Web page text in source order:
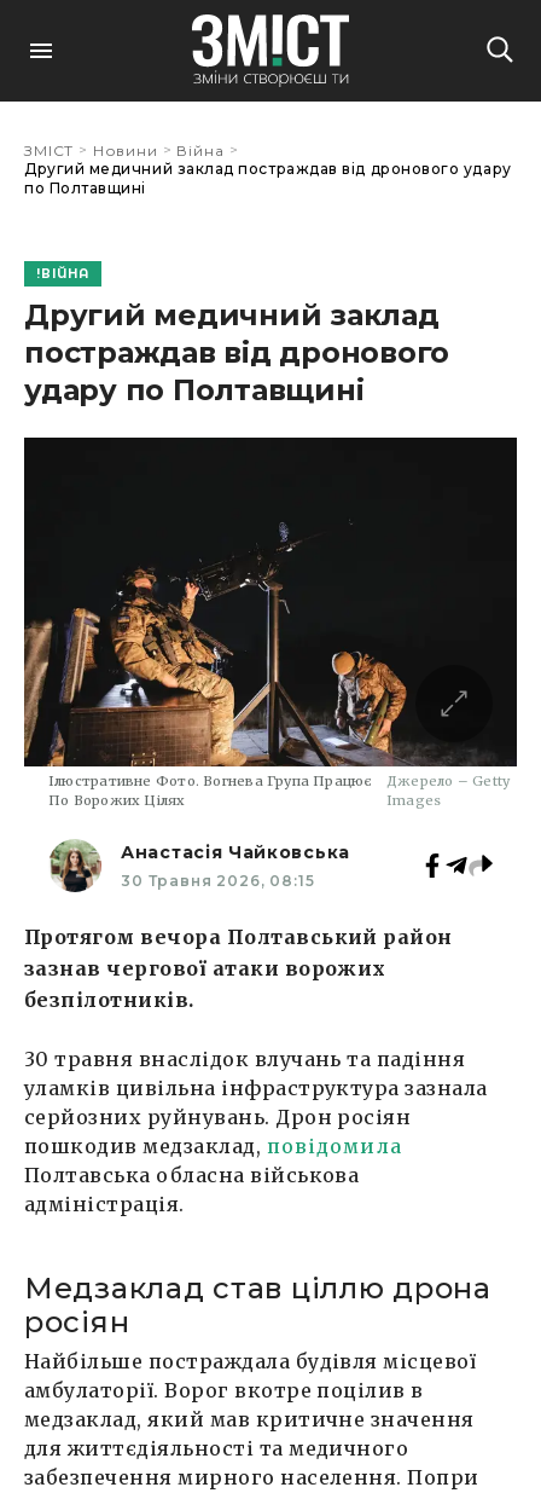
ЗМІСТ > Новини > Війна >
Другий медичний заклад постраждав від дронового удару
по Полтавщині
ВІЙНА
Другий медичний заклад
постраждав від дронового
удару по Полтавщині
Ілюстративне Фото. Вогнева Група Працює
По Ворожих Цілях
Джерело – Getty
Images
Анастасія Чайковська
30 Травня 2026, 08:15
Протягом вечора Полтавський район
зазнав чергової атаки ворожих
безпілотників.
30 травня внаслідок влучань та падіння
уламків цивільна інфраструктура зазнала
серйозних руйнувань. Дрон росіян
пошкодив медзаклад, повідомила
Полтавська обласна військова
адміністрація.
Медзаклад став ціллю дрона
росіян
Найбільше постраждала будівля місцевої
амбулаторії. Ворог вкотре поцілив в
медзаклад, який мав критичне значення
для життєдіяльності та медичного
забезпечення мирного населення. Попри